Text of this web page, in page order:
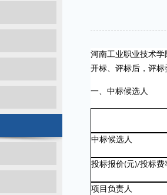
河南工业职业技术
开标、评标后，评
一、中标候选人
中标候选人
投标报价(元)/投标费
项目负责人